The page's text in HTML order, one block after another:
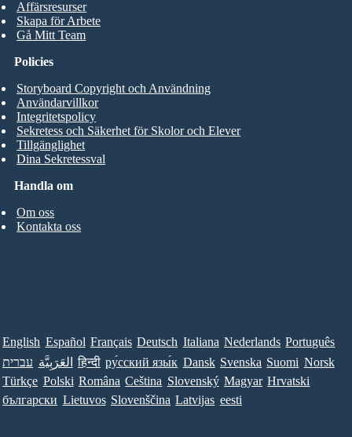
Affärsresurser
Skapa för Arbete
Gå Mitt Team
Handla om
Om oss
Kontakta oss
Policies
Storyboard Copyright och Användning
Användarvillkor
Integritetspolicy
Sekretess och Säkerhet för Skolor och Elever
Tillgänglighet
Dina Sekretessval
English Español Français Deutsch Italiana Nederlands Português
עברית العَرَبِيَّة हिन्दी ру́сский язы́к Dansk Svenska Suomi Norsk
Türkçe Polski Româna Ceština Slovenský Magyar Hrvatski
български Lietuvos Slovenščina Latvijas eesti